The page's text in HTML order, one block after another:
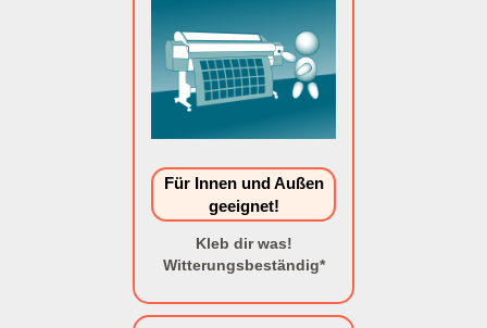
Für Innen und Außen
geeignet!
Kleb dir was!
Witterungsbeständig*